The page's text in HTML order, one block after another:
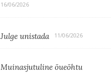
16/06/2026
Julge unistada 11/06/2026
Muinasjutuline õueõhtu